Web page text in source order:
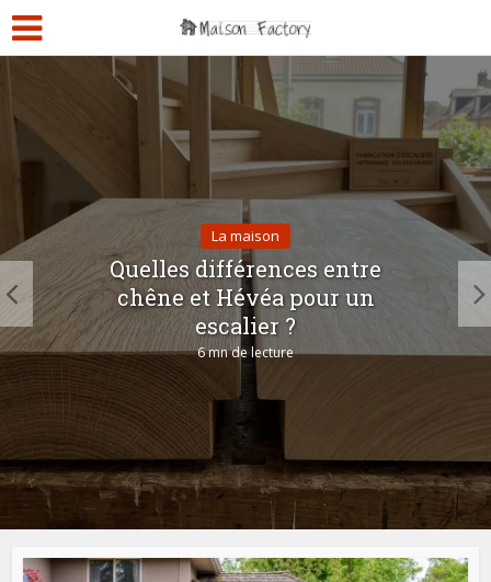
La maison
Quelles différences entre
chêne et Hévéa pour un
escalier ?
6 mn de lecture